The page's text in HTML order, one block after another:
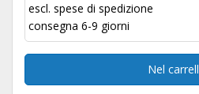
escl. spese di spedizione
consegna 6-9 giorni
Nel